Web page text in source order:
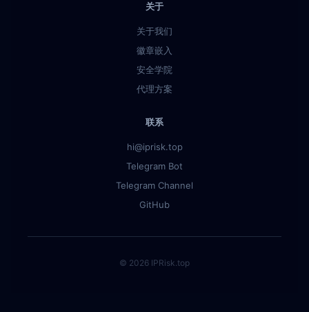
关于
关于我们
徽章嵌入
安全学院
代理方案
联系
hi@iprisk.top
Telegram Bot
Telegram Channel
GitHub
© 2026 IPRisk.top